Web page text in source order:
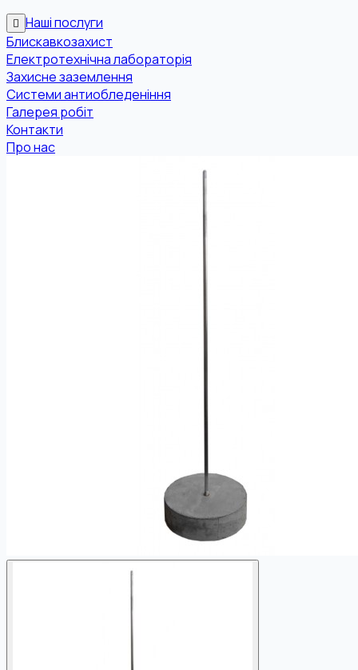
Наші послуги
Блискавкозахист
Електротехнічна лабораторія
Захисне заземлення
Системи антиобледеніння
Галерея робіт
Контакти
Про нас